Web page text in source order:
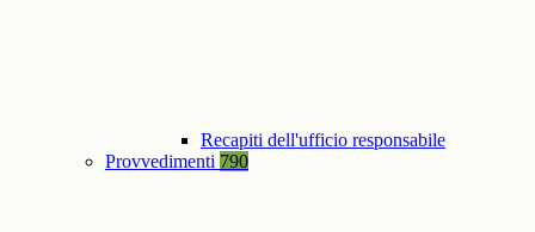
Recapiti dell'ufficio responsabile
Provvedimenti 790